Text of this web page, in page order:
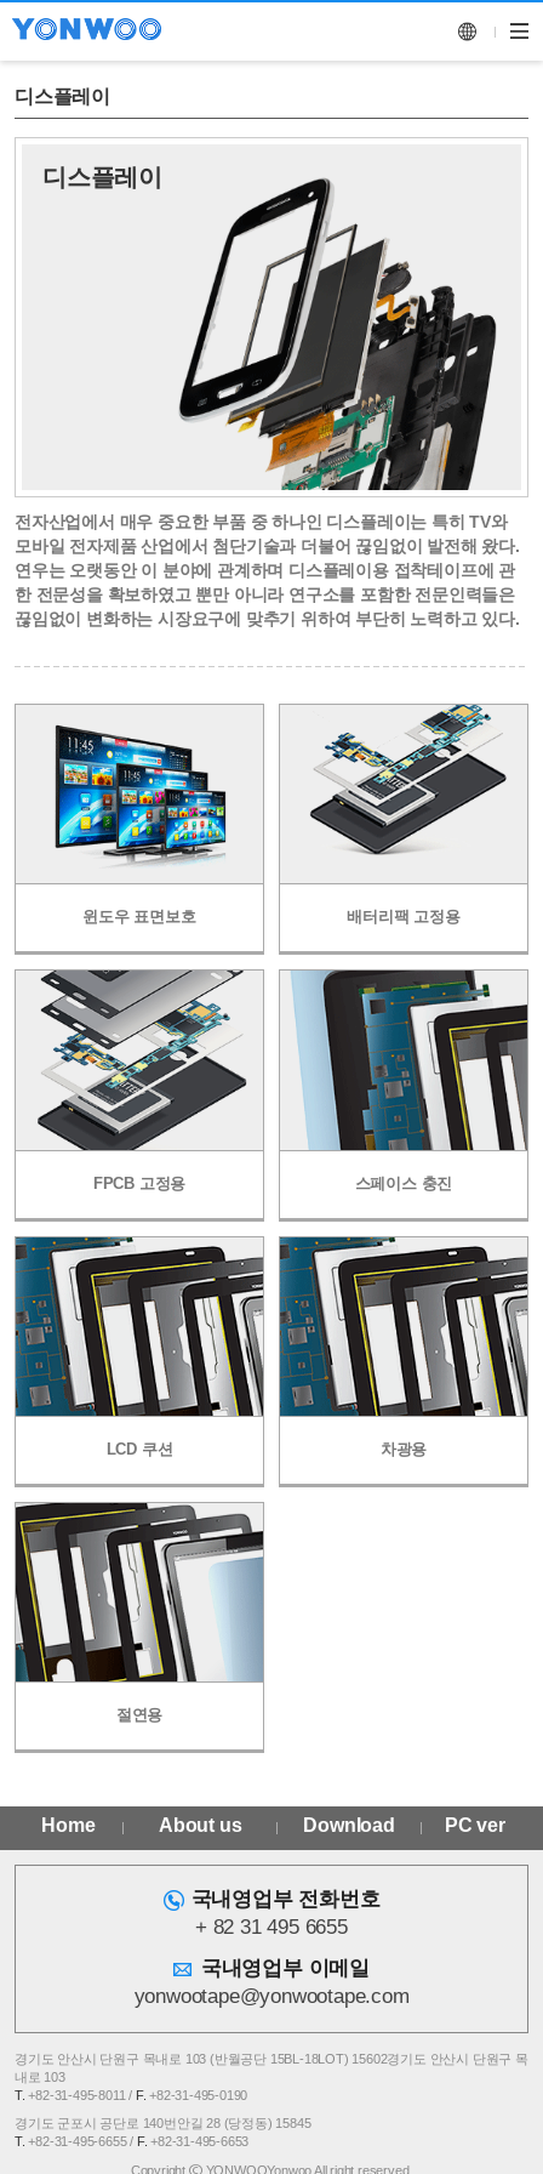
영어
디스플레이
디스플레이
전자산업에서 매우 중요한 부품 중 하나인 디스플레이는 특히 TV와
모바일 전자제품 산업에서 첨단기술과 더불어 끊임없이 발전해 왔다.
연우는 오랫동안 이 분야에 관계하며 디스플레이용 접착테이프에 관
한 전문성을 확보하였고 뿐만 아니라 연구소를 포함한 전문인력들은
끊임없이 변화하는 시장요구에 맞추기 위하여 부단히 노력하고 있다.
윈도우 표면보호 배터리팩 고정용
FPCB 고정용 스페이스 충진
LCD 쿠션 차광용
절연용
Home About us Download PC ver
국내영업부 전화번호
+ 82 31 495 6655
국내영업부 이메일
yonwootape@yonwootape.com
경기도 안산시 단원구 목내로 103 (반월공단 15BL-18LOT) 15602경기도 안산시 단원구 목
내로 103
T. +82-31-495-8011 / F. +82-31-495-0190
경기도 군포시 공단로 140번안길 28 (당정동) 15845
T. +82-31-495-6655 / F. +82-31-495-6653
Copyright ©YONWOOYonwoo All right reserved.